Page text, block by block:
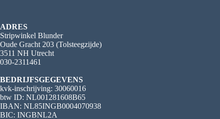
ADRES
Stripwinkel Blunder
Oude Gracht 203 (Tolsteegzijde)
3511 NH Utrecht
030-2311461
BEDRIJFSGEGEVENS
kvk-inschrijving: 30060016
btw ID: NL001281608B65
IBAN: NL85INGB0004070938
BIC: INGBNL2A